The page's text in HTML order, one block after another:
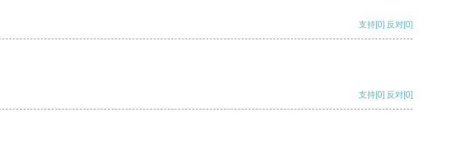
支持[0] 反对[0]
支持[0] 反对[0]